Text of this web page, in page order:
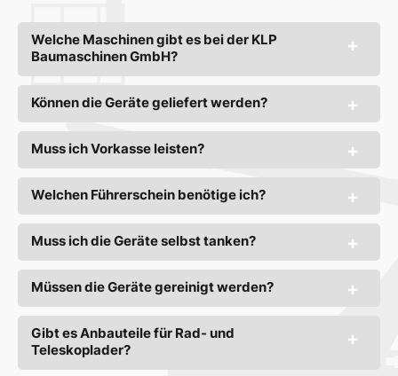
Welche Maschinen gibt es bei der KLP
Baumaschinen GmbH?
Können die Geräte geliefert werden?
Muss ich Vorkasse leisten?
Welchen Führerschein benötige ich?
Muss ich die Geräte selbst tanken?
Müssen die Geräte gereinigt werden?
Gibt es Anbauteile für Rad- und
Teleskoplader?